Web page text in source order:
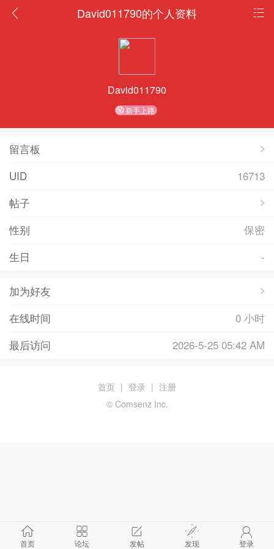
David011790的个人资料
David011790
新手上路
留言板
UID
16713
帖子
性别
保密
生日
-
加为好友
在线时间
0 小时
最后访问
2026-5-25 05:42 AM
首页 论坛 发帖 发现 登录
首页 | 登录 | 注册
© Comsenz Inc.